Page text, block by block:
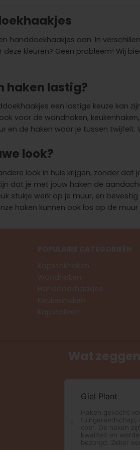
handdoekhaakjes aan. In
kleuren? Geen probleem! Wij
haken lastig?
een lastige keuze kan
voor de wandhaken,
en de haken waar je tussen
look?
look in huis krijgen, zonder
dat je met jouw haken de
stukje werk op je muur, en
haken kunnen ook los op de